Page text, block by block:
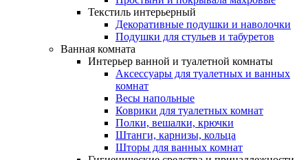
Текстиль интерьерный
Декоративные подушки и наволочки
Подушки для стульев и табуретов
Ванная комната
Интерьер ванной и туалетной комнаты
Аксессуары для туалетных и ванных
комнат
Весы напольные
Коврики для туалетных комнат
Полки, вешалки, крючки
Штанги, карнизы, кольца
Шторы для ванных комнат